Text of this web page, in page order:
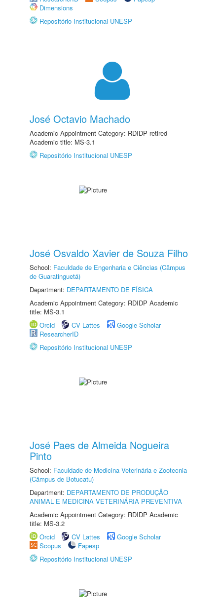
Dimensions
Repositório Institucional UNESP
José Octavio Machado
Academic Appointment Category: RDIDP retired
Academic title: MS-3.1
Repositório Institucional UNESP
José Osvaldo Xavier de Souza Filho
School: Faculdade de Engenharia e Ciências (Câmpus
de Guaratinguetá)
Department: DEPARTAMENTO DE FÍSICA
Academic Appointment Category: RDIDP Academic
title: MS-3.1
Orcid
CV Lattes
Google Scholar
ResearcherID
Repositório Institucional UNESP
José Paes de Almeida Nogueira
Pinto
School: Faculdade de Medicina Veterinária e Zootecnia
(Câmpus de Botucatu)
Department: DEPARTAMENTO DE PRODUÇÃO
ANIMAL E MEDICINA VETERINÁRIA PREVENTIVA
Academic Appointment Category: RDIDP Academic
title: MS-3.2
Orcid
CV Lattes
Google Scholar
Scopus
Fapesp
Repositório Institucional UNESP